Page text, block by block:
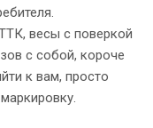
весы с поверкой
с собой, короче
к вам, просто